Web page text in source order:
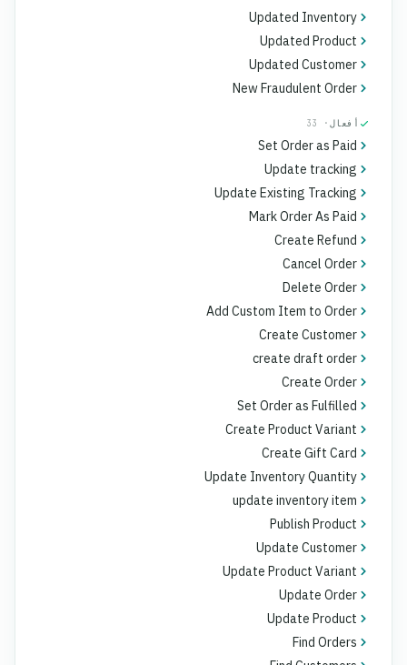
Updated Inventory
Updated Product
Updated Customer
New Fraudulent Order
أفعال · 33
Set Order as Paid
Update tracking
Update Existing Tracking
Mark Order As Paid
Create Refund
Cancel Order
Delete Order
Add Custom Item to Order
Create Customer
create draft order
Create Order
Set Order as Fulfilled
Create Product Variant
Create Gift Card
Update Inventory Quantity
update inventory item
Publish Product
Update Customer
Update Product Variant
Update Order
Update Product
Find Orders